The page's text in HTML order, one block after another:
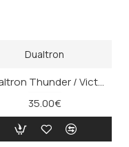
Dualtron
Dualtron Thunder / Victor / DT3 Βοηθητική Βάση στήριξης αξεσουάρ
35.00€